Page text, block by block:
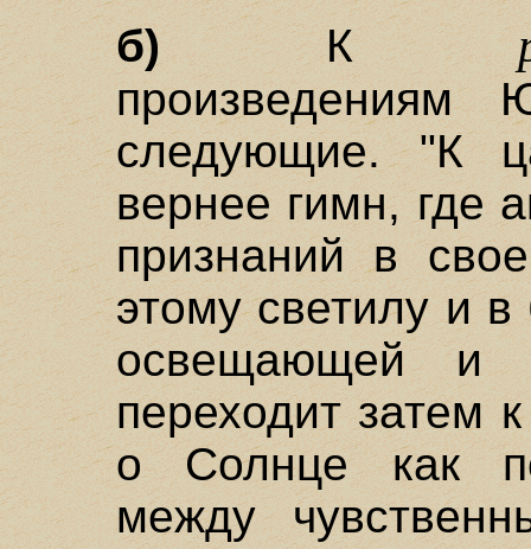
б) К
произведениям
следующие. "К
вернее гимн, где
признаний в
этому светилу и в
освещающей и
переходит затем
о Солнце как
между